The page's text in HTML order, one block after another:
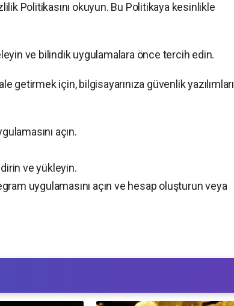
Politikasını okuyun. Bu Politikaya kesinlikle
ve bilindik uygulamalara önce tercih edin.
getirmek için, bilgisayarınıza güvenlik yazılımları
açın.
ve yükleyin.
uygulamasını açın ve hesap oluşturun veya